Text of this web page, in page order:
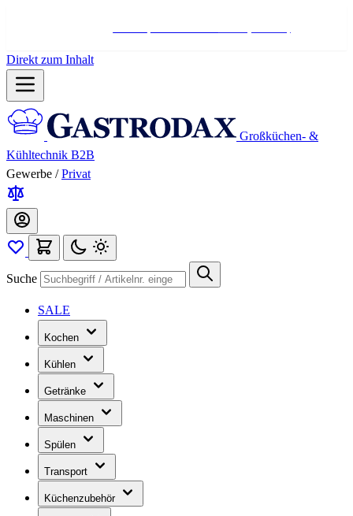
Direkt zum Inhalt
Großküchen- &
Kühltechnik B2B
Gewerbe / Privat
Suche
SALE
Kochen
Kühlen
Getränke
Maschinen
Spülen
Transport
Küchenzubehör